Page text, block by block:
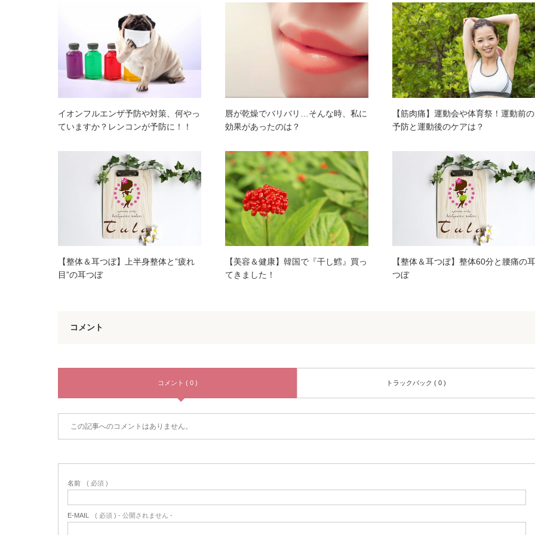
イオンフルエンザ予防や対策、何やっ
ていますか？レンコンが予防に！！
唇が乾燥でバリバリ…そんな時、私に
効果があったのは？
【筋肉痛】運動会や体育祭！運動前の
予防と運動後のケアは？
【整体＆耳つぼ】上半身整体と”疲れ
目”の耳つぼ
【美容＆健康】韓国で『干し鱈』買っ
てきました！
【整体＆耳つぼ】整体60分と腰痛の耳
つぼ
コメント
コメント ( 0 ) トラックバック ( 0 )
この記事へのコメントはありません。
名前 ( 必須 )
E-MAIL ( 必須 ) - 公開されません -